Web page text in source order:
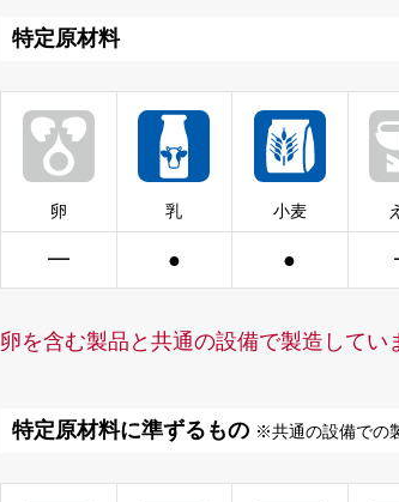
特定原材料
卵
━
乳
●
小麦
●
卵を含む製品と共通の設備で製造してい
特定原材料に準ずるもの ※共通の設備での